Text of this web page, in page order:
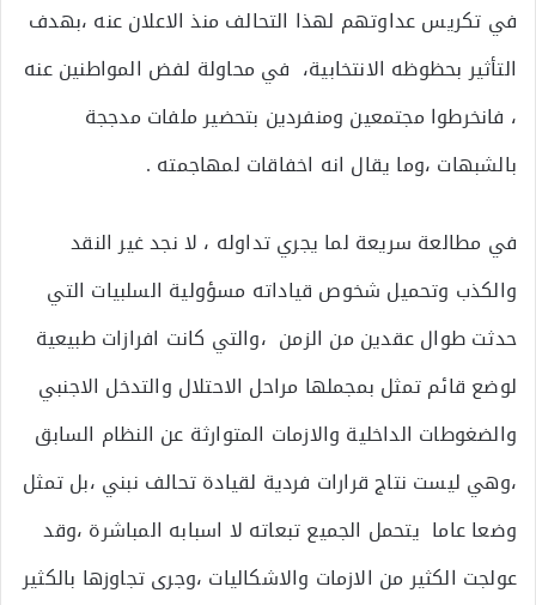
في تكريس عداوتهم لهذا التحالف منذ الاعلان عنه ،بهدف
التأثير بحظوظه الانتخابية، في محاولة لفض المواطنين عنه
، فانخرطوا مجتمعين ومنفردين بتحضير ملفات مدججة
بالشبهات ،وما يقال انه اخفاقات لمهاجمته .
في مطالعة سريعة لما يجري تداوله ، لا نجد غير النقد
والكذب وتحميل شخوص قياداته مسؤولية السلبيات التي
حدثت طوال عقدين من الزمن ،والتي كانت افرازات طبيعية
لوضع قائم تمثل بمجملها مراحل الاحتلال والتدخل الاجنبي
والضغوطات الداخلية والازمات المتوارثة عن النظام السابق
،وهي ليست نتاج قرارات فردية لقيادة تحالف نبني ،بل تمثل
وضعا عاما يتحمل الجميع تبعاته لا اسبابه المباشرة ،وقد
عولجت الكثير من الازمات والاشكاليات ،وجرى تجاوزها بالكثير